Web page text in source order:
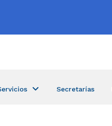
Secretarías